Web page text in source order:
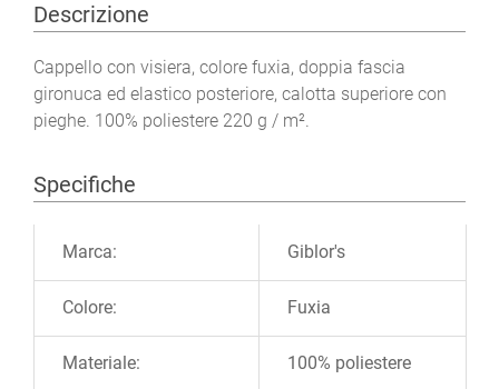
Descrizione
Cappello con visiera, colore fuxia, doppia fascia
gironuca ed elastico posteriore, calotta superiore con
pieghe. 100% poliestere 220 g / m².
Specifiche
Marca: Giblor's
Colore: Fuxia
Materiale: 100% poliestere